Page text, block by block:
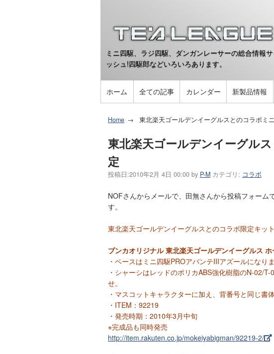
ミニ四駆、ラジ四駆、ダンガンレーサーの総合情報
ッシュ!四駆郎などいろいろあります。
ホーム 全ての記事 カレンダー 新製品情報
Home 東北楽天ゴールデンイーグルスとのコラボミ
東北楽天ゴールデンイーグル
定
投稿日:2010年2月 4日 00:00 by P-M カテゴリ: コラボ
NOFさんからメールで、田無さんから投稿フォーム
す。
東北楽天ゴールデンイーグルスとのコラボ限定キッ
ブンカオリジナル 東北楽天ゴールデンイーグルス
・ベースはミニ四駆PROアバンテIIIアズールになりま
・シャーシはレッドのポリカABS強化樹脂のN-02/
せ。
・マスコットキャラクターに加え、背番号と同じ書
・ITEM：92219
・発売時期：2010年3月中旬
※完成品も同時発売
http://item.rakuten.co.jp/mokeiyabigman/92219-2/